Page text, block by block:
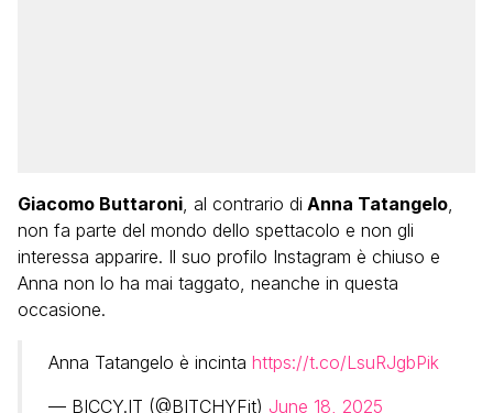
Giacomo Buttaroni, al contrario di Anna Tatangelo,
non fa parte del mondo dello spettacolo e non gli
interessa apparire. Il suo profilo Instagram è chiuso e
Anna non lo ha mai taggato, neanche in questa
occasione.
Anna Tatangelo è incinta https://t.co/LsuRJgbPik
— BICCY.IT (@BITCHYFit) June 18, 2025